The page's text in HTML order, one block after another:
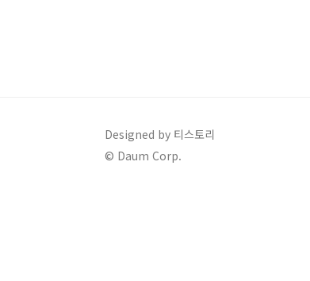
Designed by 티스토리
© Daum Corp.